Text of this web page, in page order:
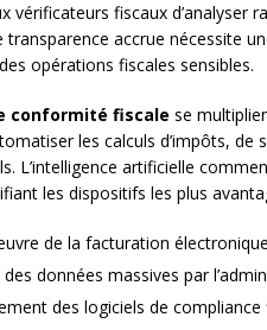
vérificateurs fiscaux d’analyser
transparence accrue nécessite
opérations fiscales sensibles.
conformité fiscale se
les calculs d’impôts,
L’intelligence artificielle
les dispositifs les plus
de la facturation
données massives par
des logiciels de